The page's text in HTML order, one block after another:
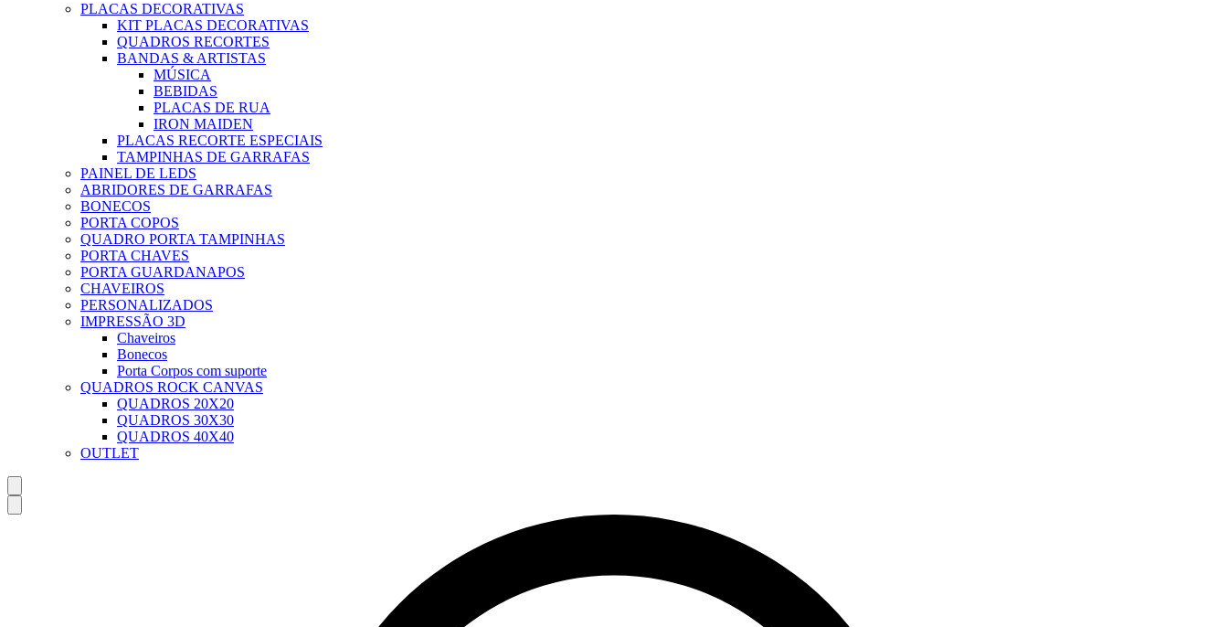
PLACAS DECORATIVAS
KIT PLACAS DECORATIVAS
QUADROS RECORTES
BANDAS & ARTISTAS
MÚSICA
BEBIDAS
PLACAS DE RUA
IRON MAIDEN
PLACAS RECORTE ESPECIAIS
TAMPINHAS DE GARRAFAS
PAINEL DE LEDS
ABRIDORES DE GARRAFAS
BONECOS
PORTA COPOS
QUADRO PORTA TAMPINHAS
PORTA CHAVES
PORTA GUARDANAPOS
CHAVEIROS
PERSONALIZADOS
IMPRESSÃO 3D
Chaveiros
Bonecos
Porta Corpos com suporte
QUADROS ROCK CANVAS
QUADROS 20X20
QUADROS 30X30
QUADROS 40X40
OUTLET